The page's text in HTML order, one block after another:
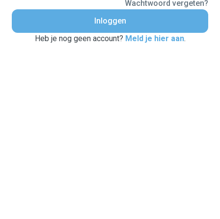
Wachtwoord vergeten?
Inloggen
Heb je nog geen account? Meld je hier aan.